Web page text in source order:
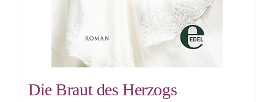
Die Braut des Herzogs